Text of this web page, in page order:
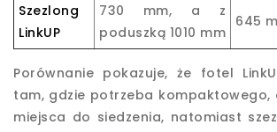
Szezlong
LinkUP
730 mm, a z
poduszką 1010 mm
645
Porównanie pokazuje, że fotel
tam, gdzie potrzeba kompaktowego,
miejsca do siedzenia, natomiast